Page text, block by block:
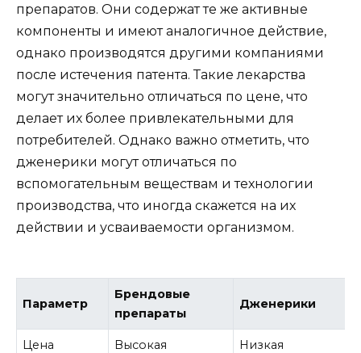
препаратов. Они содержат те же активные
компоненты и имеют аналогичное действие,
однако производятся другими компаниями
после истечения патента. Такие лекарства
могут значительно отличаться по цене, что
делает их более привлекательными для
потребителей. Однако важно отметить, что
дженерики могут отличаться по
вспомогательным веществам и технологии
производства, что иногда скажется на их
действии и усваиваемости организмом.
Параметр
Брендовые
препараты
Дженерики
Цена Высокая Низкая